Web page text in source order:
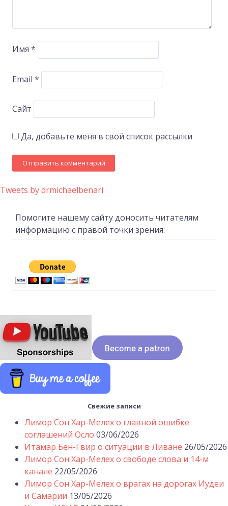
Имя *
Email *
Сайт
Да, добавьте меня в свой список рассылки
Tweets by drmichaelbenari
Помогите нашему сайту доносить читателям
информацию с правой точки зрения:
Свежие записи
Лимор Сон Хар-Мелех о главной ошибке
соглашений Осло 03/06/2026
Итамар Бен-Гвир о ситуации в Ливане 26/05/2026
Лимор Сон Хар-Мелех о свободе слова и 14-м
канале 22/05/2026
Лимор Сон Хар-Мелех о врагах на дорогах Иудеи
и Самарии 13/05/2026